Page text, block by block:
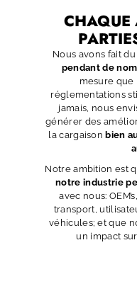
CHAQUE
Nous avons fait
pendant de
mesure
réglementations
jamais, nous
générer des
la cargaisonbien
Notre ambition est
notre industrie
avec nous:
transport,
véhicules; et que
un impact